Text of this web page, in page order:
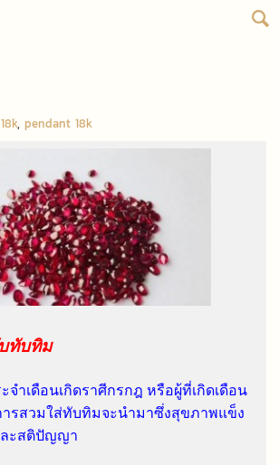
, pendant 18k
ทับทิม
ำเดือนเกิดราศีกรกฎ หรือผู้ที่เกิดเดือน
ารสวมใส่ทับทิมจะนำมาซึ่งสุขภาพแข็ง
ละสติปัญญา